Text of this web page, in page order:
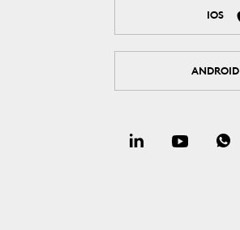
IOS
ANDROID